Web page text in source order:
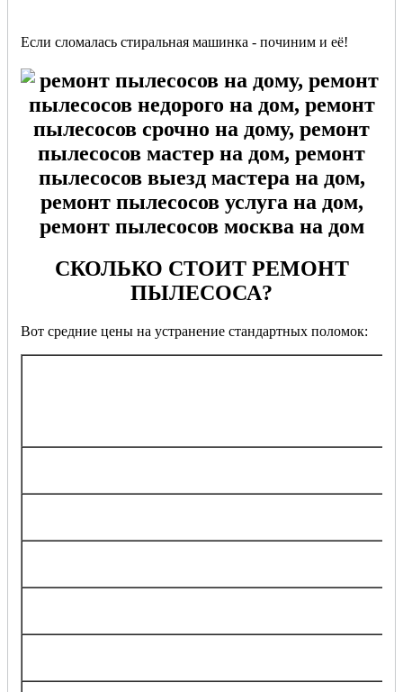
Если сломалась стиральная машинка - починим и её!
СКОЛЬКО СТОИТ РЕМОНТ
ПЫЛЕСОСА?
Вот средние цены на устранение стандартных поломок: